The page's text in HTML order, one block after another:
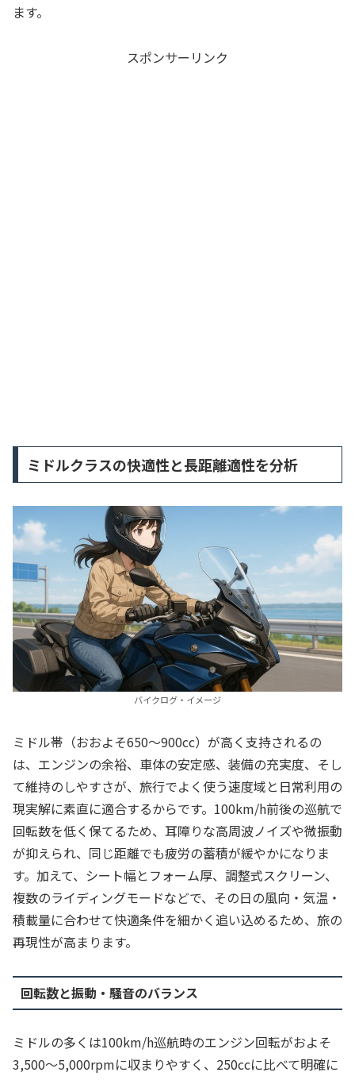
ます。
スポンサーリンク
ミドルクラスの快適性と長距離適性を分析
バイクログ・イメージ
ミドル帯（おおよそ650〜900cc）が高く支持されるの
は、エンジンの余裕、車体の安定感、装備の充実度、そし
て維持のしやすさが、旅行でよく使う速度域と日常利用の
現実解に素直に適合するからです。100km/h前後の巡航で
回転数を低く保てるため、耳障りな高周波ノイズや微振動
が抑えられ、同じ距離でも疲労の蓄積が緩やかになりま
す。加えて、シート幅とフォーム厚、調整式スクリーン、
複数のライディングモードなどで、その日の風向・気温・
積載量に合わせて快適条件を細かく追い込めるため、旅の
再現性が高まります。
回転数と振動・騒音のバランス
ミドルの多くは100km/h巡航時のエンジン回転がおよそ
3,500〜5,000rpmに収まりやすく、250ccに比べて明確に